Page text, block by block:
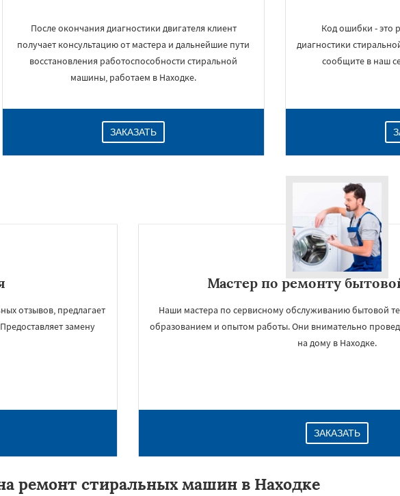
После окончания диагностики двигателя клиент
получает консультацию от мастера и дальнейшие пути
восстановления работоспособности стиральной
машины, работаем в Находке.
ЗАКАЗАТЬ
Код ошибки - это
диагностики
сообщите в наш
отзывов, предлагает
замену
Мастер по ремонту
Наши мастера по сервисному обслуживанию бытовой
образованием и опытом работы. Они внимательно
на дому в Находке.
ЗАКАЗАТЬ
ремонт стиральных машин в Находке